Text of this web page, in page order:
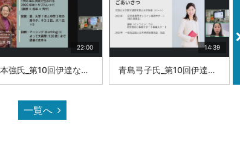
22:00
山本強氏_第10回伊達な大学院セミナー
14:39
青島弓子氏_第10回伊達な大学院セミナー
一覧へ